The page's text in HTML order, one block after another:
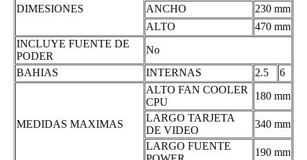
DIMESIONES
ANCHO
230 mm
ALTO
470 mm
INCLUYE FUENTE DE
PODER
No
BAHIAS
INTERNAS 2.5 6
MEDIDAS MAXIMAS
ALTO FAN COOLER
CPU
180 mm
LARGO TARJETA
DE VIDEO
340 mm
LARGO FUENTE
190 mm